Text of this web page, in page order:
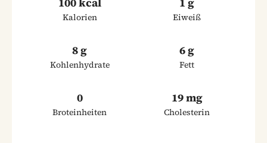
Kalorien Eiweiß
8 g
Kohlenhydrate
6 g
Fett
0
Broteinheiten
19 mg
Cholesterin